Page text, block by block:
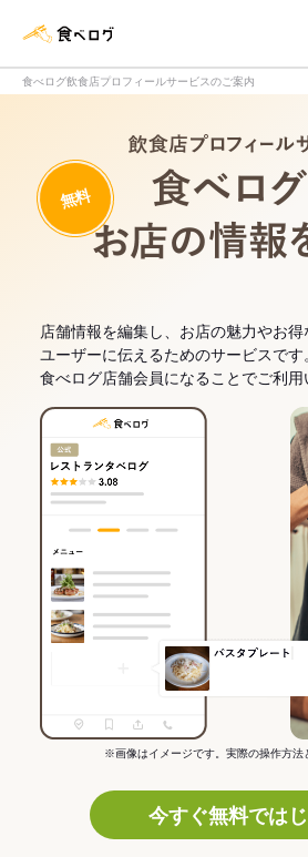
食べログ飲食店プロフィールサービスのご案内
無料
店舗情報を編集し、お店の魅力やお得
ユーザーに伝えるためのサービスです
食べログ店舗会員になることでご利用
※画像はイメージです。実際の操作方法
今すぐ無料では